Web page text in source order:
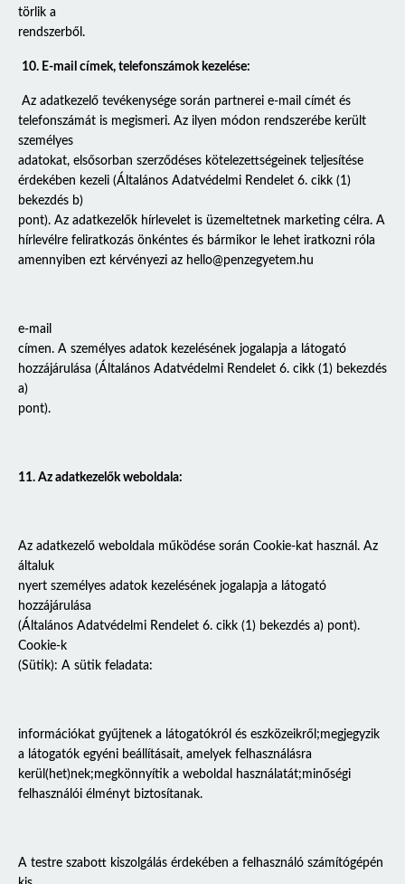
törlik a
rendszerből.
10. E-mail címek, telefonszámok kezelése:
Az adatkezelő tevékenysége során partnerei e-mail címét és
telefonszámát is megismeri. Az ilyen módon rendszerébe került
személyes
adatokat, elsősorban szerződéses kötelezettségeinek teljesítése
érdekében kezeli (Általános Adatvédelmi Rendelet 6. cikk (1)
bekezdés b)
pont). Az adatkezelők hírlevelet is üzemeltetnek marketing célra. A
hírlevélre feliratkozás önkéntes és bármikor le lehet iratkozni róla
amennyiben ezt kérvényezi az hello@penzegyetem.hu
e-mail
címen. A személyes adatok kezelésének jogalapja a látogató
hozzájárulása (Általános Adatvédelmi Rendelet 6. cikk (1) bekezdés
a)
pont).
11. Az adatkezelők weboldala:
Az adatkezelő weboldala működése során Cookie-kat használ. Az
általuk
nyert személyes adatok kezelésének jogalapja a látogató
hozzájárulása
(Általános Adatvédelmi Rendelet 6. cikk (1) bekezdés a) pont).
Cookie-k
(Sütik): A sütik feladata:
információkat gyűjtenek a látogatókról és eszközeikről;megjegyzik
a látogatók egyéni beállításait, amelyek felhasználásra
kerül(het)nek;megkönnyítik a weboldal használatát;minőségi
felhasználói élményt biztosítanak.
A testre szabott kiszolgálás érdekében a felhasználó számítógépén